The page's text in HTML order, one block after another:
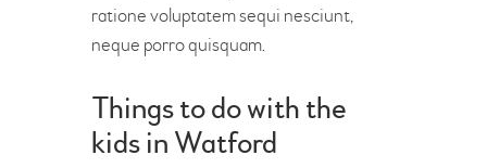
ratione voluptatem sequi nesciunt,
neque porro quisquam.
Things to do with the
kids in Watford